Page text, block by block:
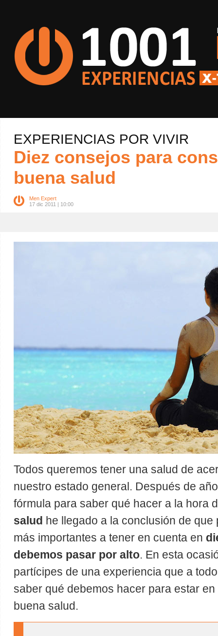
EXPERIENCIAS POR VIVIR
Diez consejos para
buena salud
Men Expert
17 dic 2011 | 10:00
Todos queremos tener una salud de
nuestro estado general. Después de
fórmula para saber qué hacer a la hora
salud he llegado a la conclusión de
más importantes a tener en cuenta en
debemos pasar por alto. En esta
partícipes de una experiencia que a
saber qué debemos hacer para estar
buena salud.